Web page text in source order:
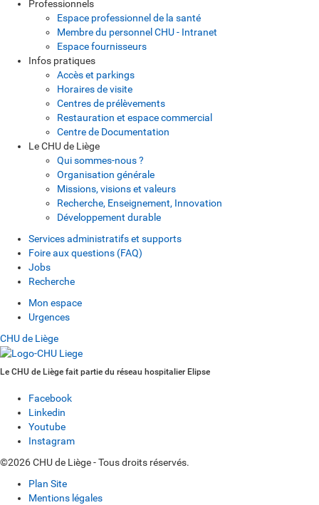
Professionnels
Espace professionnel de la santé
Membre du personnel CHU - Intranet
Espace fournisseurs
Infos pratiques
Accès et parkings
Horaires de visite
Centres de prélèvements
Restauration et espace commercial
Centre de Documentation
Le CHU de Liège
Qui sommes-nous ?
Organisation générale
Missions, visions et valeurs
Recherche, Enseignement, Innovation
Développement durable
Services administratifs et supports
Foire aux questions (FAQ)
Jobs
Recherche
Mon espace
Urgences
CHU de Liège
Le CHU de Liège fait partie du réseau hospitalier Elipse
Facebook
Linkedin
Youtube
Instagram
©2026 CHU de Liège - Tous droits réservés.
Plan Site
Mentions légales